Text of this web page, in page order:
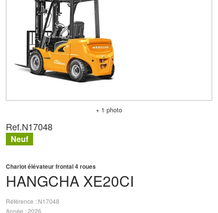
+ 1 photo
HANGCHA XE20CI
Chariot élévateur frontal 4 roues
Référence
N17048
Année 2026
Ref.N17048
Neuf